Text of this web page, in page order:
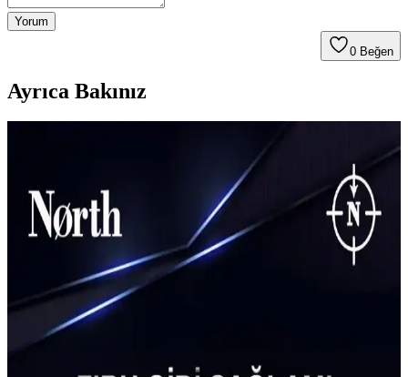
Yorum
0 Beğen
Ayrıca Bakınız
Klavye Tasarımında Gasket Yapısının Yükselişi ve
Gasket yapısı, klavye tasarımında titreşim ve ses yalıtımını artıran
yeniliklerle, daha konforlu ve dayanıklı mekanik klavyelerin
temelini atıyor. Bu yapı, kullanıcıların deneyimini iyileştiriyor ve
teknolojide yeni bir dönemi başlatıyor.
Everest Mekanik Klavye Özellikleri ve Kullanım
Alanları Hakkında Detaylı Bilgi
Everest mekanik klavye, dayanıklılığı ve hızlı tepki süresiyle öne